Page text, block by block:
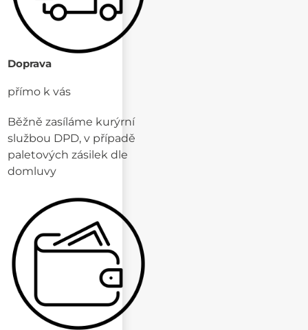
Doprava
přímo k vás
Běžně zasíláme kurýrní
službou DPD, v případě
paletových zásilek dle
domluvy